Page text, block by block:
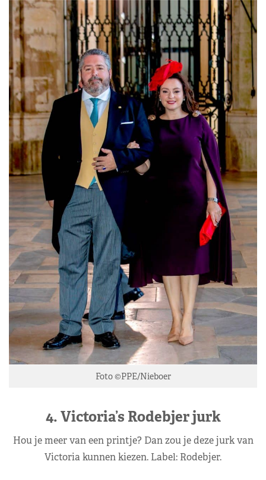
Foto ©PPE/Nieboer
4. Victoria’s Rodebjer jurk
Hou je meer van een printje? Dan zou je deze jurk van
Victoria kunnen kiezen. Label: Rodebjer.